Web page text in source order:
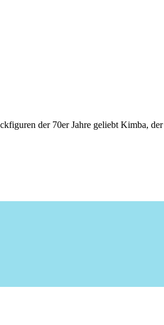
der 70er Jahre geliebt Kimba,